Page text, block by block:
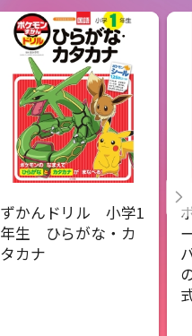
ずかんドリル 小学1
年生 ひらがな・カ
タカナ